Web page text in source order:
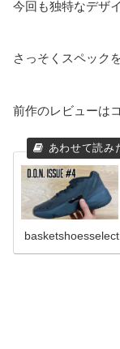
今回も独特なデザ
さっそくスペック
前作のレビューは